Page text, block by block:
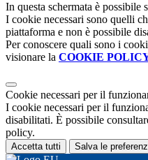
In questa schermata è possibile
I cookie necessari sono quelli
piattaforma e non è possibile
Per conoscere quali sono i
visionare la COOKIE
Cookie necessari per il
I cookie necessari per il
disabilitati. È possibile
policy.
Accetta tutti Salva le